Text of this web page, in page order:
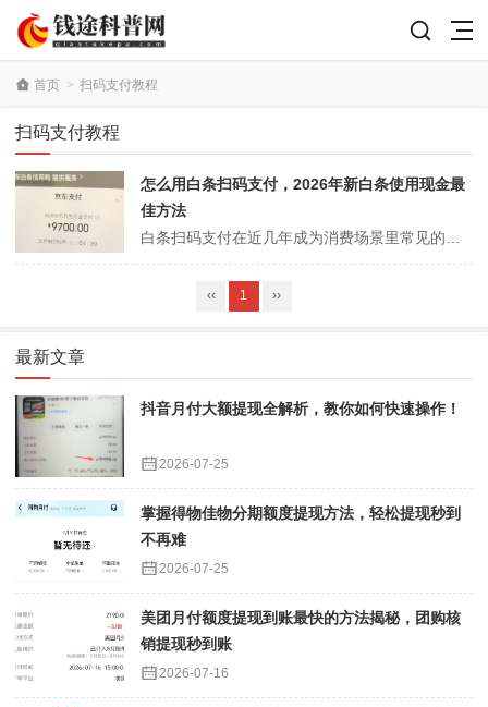
首页 > 扫码支付教程
扫码支付教程
怎么用白条扫码支付，2026年新白条使用现金最
佳方法
‹‹ 1 ››
最新文章
抖音月付大额提现全解析，教你如何快速操作！
2026-07-25
掌握得物佳物分期额度提现方法，轻松提现秒到
不再难
2026-07-25
美团月付额度提现到账最快的方法揭秘，团购核
销提现秒到账
2026-07-16